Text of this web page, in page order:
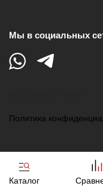
Каталог
Мы в социальных
Политика